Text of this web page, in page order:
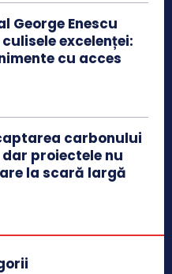
George Enescu
excelenței:
cu acces
carbonului
proiectele nu
la scară largă